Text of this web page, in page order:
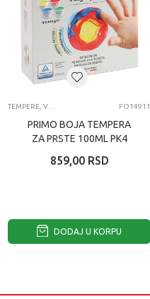
FO14911
PRIMO BOJA TEMPERA
ZA PRSTE 100ML PK4
859,00 RSD
DODAJ U KORPU